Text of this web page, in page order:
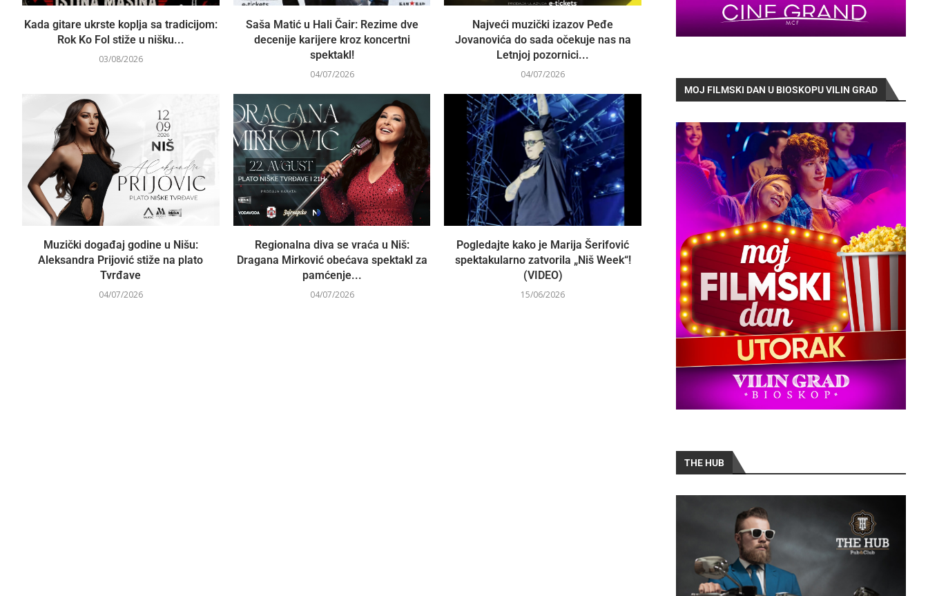
Kada gitare ukrste koplja sa tradicijom:
Rok Ko Fol stiže u nišku...
03/08/2026
Saša Matić u Hali Čair: Rezime dve
decenije karijere kroz koncertni
spektakl!
04/07/2026
Najveći muzički izazov Peđe
Jovanovića do sada očekuje nas na
Letnjoj pozornici...
04/07/2026
Muzički događaj godine u Nišu:
Aleksandra Prijović stiže na plato
Tvrđave
04/07/2026
Regionalna diva se vraća u Niš:
Dragana Mirković obećava spektakl za
pamćenje...
04/07/2026
Pogledajte kako je Marija Šerifović
spektakularno zatvorila „Niš Week“!
(VIDEO)
15/06/2026
MOJ FILMSKI DAN U BIOSKOPU VILIN GRAD
THE HUB